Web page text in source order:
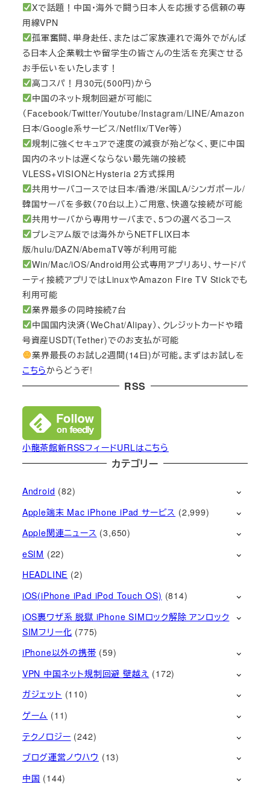
Xで話題！中国・海外で闘う日本人を応援する信頼の専
用線VPN
孤軍奮闘、単身赴任、またはご家族連れで海外でがんば
る日本人企業戦士や留学生の皆さんの生活を充実させる
お手伝いをいたします！
高コスパ！月30元(500円)から
中国のネット規制回避が可能に
（Facebook/Twitter/Youtube/Instagram/LINE/Amazon
日本/Google系サービス/Netflix/TVer等）
規制に強くセキュアで速度の減衰が殆どなく、更に中国
国内のネットは遅くならない最先端の接続
VLESS+VISIONとHysteria 2方式採用
共用サーバコースでは日本/香港/米国LA/シンガポール/
韓国サーバを多数（70台以上）ご用意、快適な接続が可能
共用サーバから専用サーバまで、5つの選べるコース
プレミアム版では海外からNETFLIX日本
版/hulu/DAZN/AbemaTV等が利用可能
Win/Mac/iOS/Android用公式専用アプリあり、サードパ
ーティ接続アプリではLinuxやAmazon Fire TV Stickでも
利用可能
業界最多の同時接続7台
中国国内決済（WeChat/Alipay）、クレジットカードや暗
号資産USDT(Tether)でのお支払が可能
業界最長のお試し2週間(14日)が可能。まずはお試しを
こちらからどうぞ!
RSS
小龍茶館新RSSフィードURLはこちら
カテゴリー
Android (82)
Apple端末 Mac iPhone iPad サービス (2,999)
Apple関連ニュース (3,650)
eSIM (22)
HEADLINE (2)
iOS(iPhone iPad iPod Touch OS) (814)
iOS裏ワザ系 脱獄 iPhone SIMロック解除 アンロック
SIMフリー化 (775)
iPhone以外の携帯 (59)
VPN 中国ネット規制回避 壁越え (172)
ガジェット (110)
ゲーム (11)
テクノロジー (242)
ブログ運営ノウハウ (13)
中国 (144)